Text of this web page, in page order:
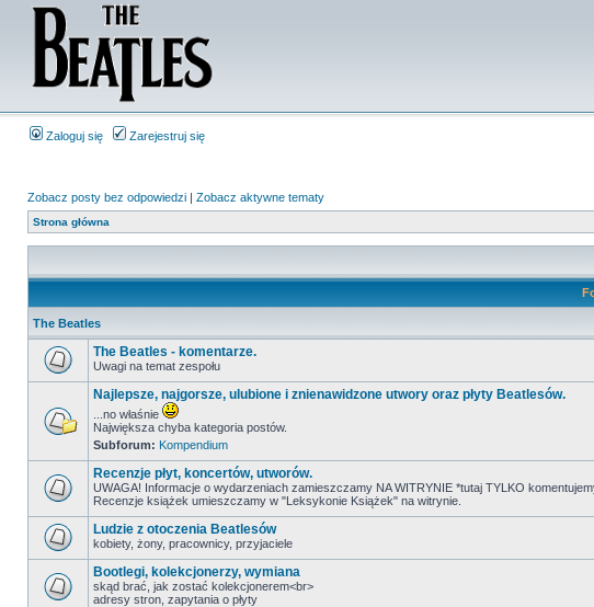
Zaloguj się Zarejestruj się
Zobacz posty bez odpowiedzi | Zobacz aktywne tematy
Strona główna
The Beatles
The Beatles - komentarze.
Uwagi na temat zespołu
Najlepsze, najgorsze, ulubione i znienawidzone utwory oraz płyty Beatlesów.
...no właśnie
Największa chyba kategoria postów.
Subforum: Kompendium
Recenzje płyt, koncertów, utworów.
UWAGA! Informacje o wydarzeniach zamieszczamy NA WITRYNIE *tutaj TYLKO
Recenzje książek umieszczamy w "Leksykonie Książek" na witrynie.
Ludzie z otoczenia Beatlesów
kobiety, żony, pracownicy, przyjaciele
Bootlegi, kolekcjonerzy, wymiana
skąd brać, jak zostać kolekcjonerem<br>
adresy stron, zapytania o płyty